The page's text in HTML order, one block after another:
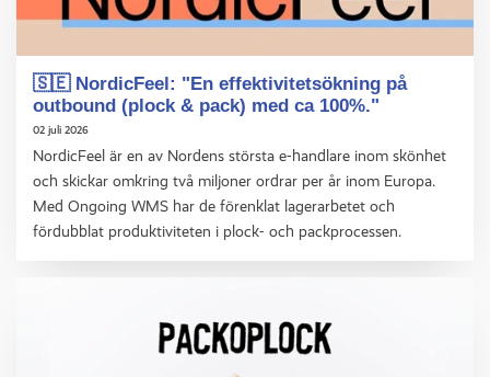
🇸🇪 NordicFeel: "En effektivitetsökning på
outbound (plock & pack) med ca 100%."
02 juli 2026
NordicFeel är en av Nordens största e-handlare inom skönhet
och skickar omkring två miljoner ordrar per år inom Europa.
Med Ongoing WMS har de förenklat lagerarbetet och
fördubblat produktiviteten i plock- och packprocessen.